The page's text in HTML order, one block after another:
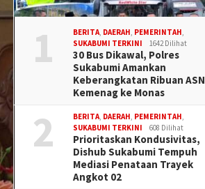
1 BERITA, DAERAH, PEMERINTAH,
SUKABUMI TERKINI
1642 Dilihat
30 Bus Dikawal, Polres
Sukabumi Amankan
Keberangkatan Ribuan ASN
Kemenag ke Monas
2 BERITA, DAERAH, PEMERINTAH,
SUKABUMI TERKINI
608 Dilihat
Prioritaskan Kondusivitas,
Dishub Sukabumi Tempuh
Mediasi Penataan Trayek
Angkot 02